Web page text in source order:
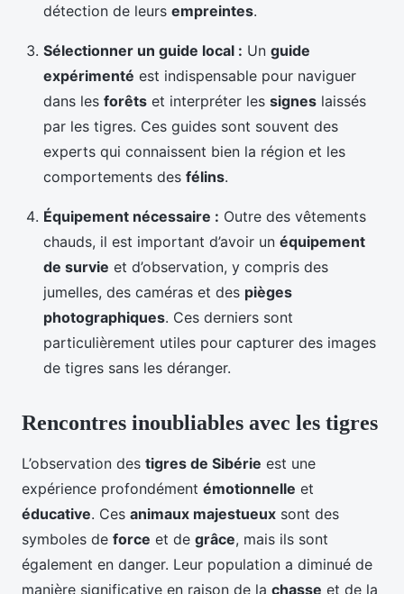
détection de leurs empreintes.
Sélectionner un guide local : Un guide
expérimenté est indispensable pour naviguer
dans les forêts et interpréter les signes laissés
par les tigres. Ces guides sont souvent des
experts qui connaissent bien la région et les
comportements des félins.
Équipement nécessaire : Outre des vêtements
chauds, il est important d’avoir un équipement
de survie et d’observation, y compris des
jumelles, des caméras et des pièges
photographiques. Ces derniers sont
particulièrement utiles pour capturer des images
de tigres sans les déranger.
Rencontres inoubliables avec les tigres
L’observation des tigres de Sibérie est une
expérience profondément émotionnelle et
éducative. Ces animaux majestueux sont des
symboles de force et de grâce, mais ils sont
également en danger. Leur population a diminué de
manière significative en raison de la chasse et de la